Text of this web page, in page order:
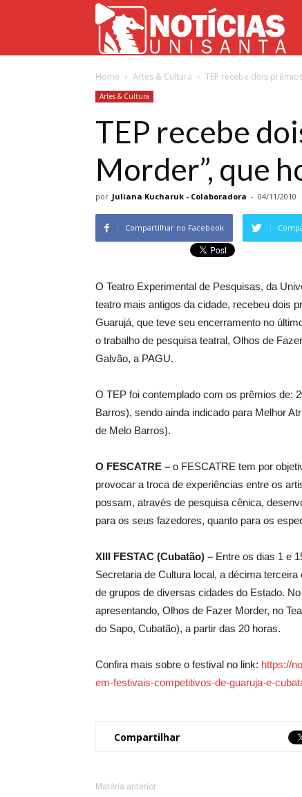
Home Artes & Cultura TEP recebe dois
Artes & Cultura
TEP recebe
Morder”, que
por Juliana Kucharuk - Colaboradora - 04/11/2010
Compartilhar no Facebook
O Teatro Experimental de Pesquisas, da
teatro mais antigos da cidade, recebeu dois
Guarujá, que teve seu encerramento no
o trabalho de pesquisa teatral, Olhos de
Galvão, a PAGU.
O TEP foi contemplado com os prêmios de:
Barros), sendo ainda indicado para Melhor
de Melo Barros).
O FESCATRE – o FESCATRE tem por
provocar a troca de experiências entre os
possam, através de pesquisa cênica,
para os seus fazedores, quanto para os
XIII FESTAC (Cubatão) – Entre os dias 1 e
Secretaria de Cultura local, a décima
de grupos de diversas cidades do Estado.
apresentando, Olhos de Fazer Morder, no
do Sapo, Cubatão), a partir das 20 horas.
Confira mais sobre o festival no link: https://
em-festivais-competitivos-de-guaruja-e-
Compartilhar
Matéria anterior